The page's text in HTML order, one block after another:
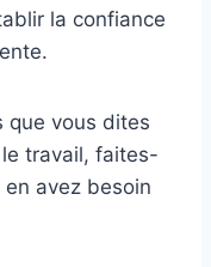
la confiance
que vous dites
le travail, faites-
avez besoin